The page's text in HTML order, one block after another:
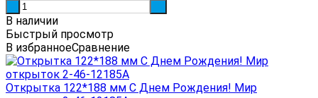
В наличии
Быстрый просмотр
В избранноеСравнение
Открытка 122*188 мм С Днем Рождения! Мир